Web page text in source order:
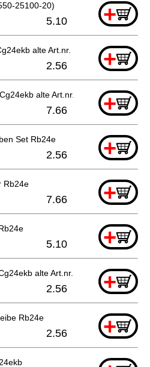
25100-20) +
5.10
alte Art.nr. 489-25100-20
+
2.56
alte Art.nr. 539-25120-20
+
7.66
Set Rb24e +
2.56
Rb24e +
7.66
+
5.10
alte Art.nr. 548-25151-20
+
2.56
Rb24e +
2.56